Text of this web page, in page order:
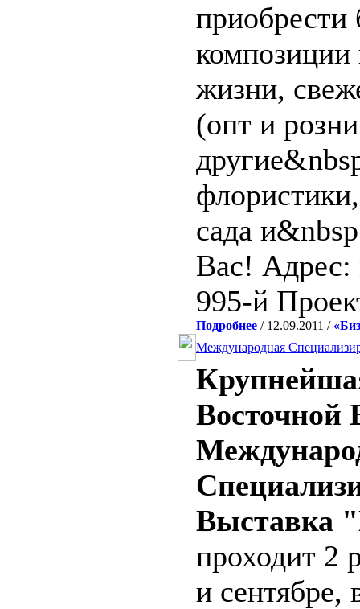
приобрести
композиции
жизни,
(опт и
сада
Вас! Адрес:
995-й
Подробнее / 12.09.2011 /
Международная
Восточной
Выставка
проходит 2
и